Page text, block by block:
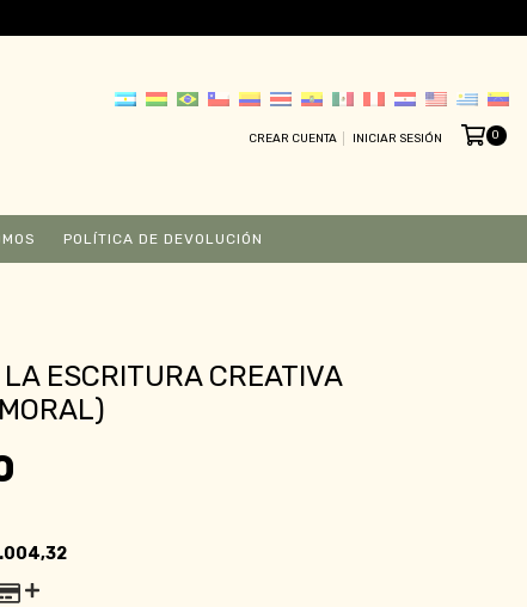
CREAR CUENTA INICIAR SESIÓN 0
POLÍTICA DE DEVOLUCIÓN
ESCRITURA CREATIVA